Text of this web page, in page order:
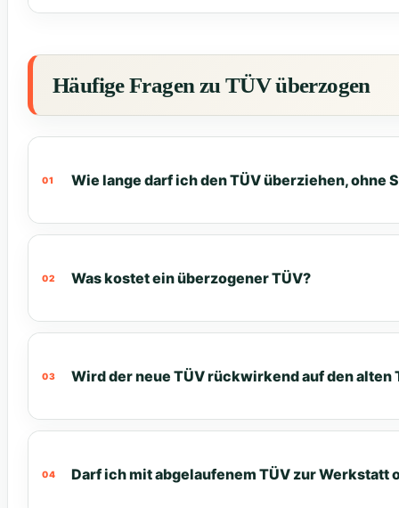
Häufige Fragen zu TÜV überzogen
Wie lange darf ich den TÜV überziehen, ohne
Was kostet ein überzogener TÜV?
Wird der neue TÜV rückwirkend auf den alten
Darf ich mit abgelaufenem TÜV zur Werkstatt